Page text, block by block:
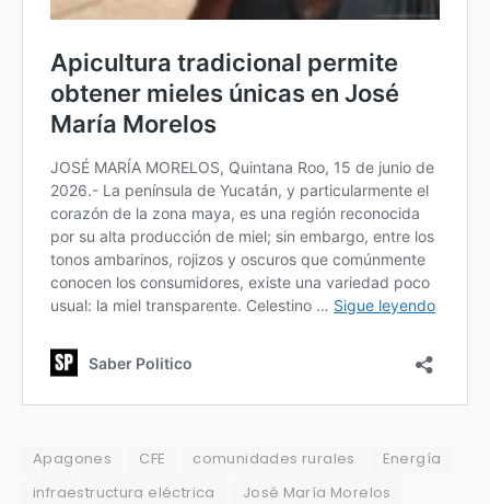
Apagones CFE comunidades rurales
Energía
infraestructura eléctrica
José María Morelos